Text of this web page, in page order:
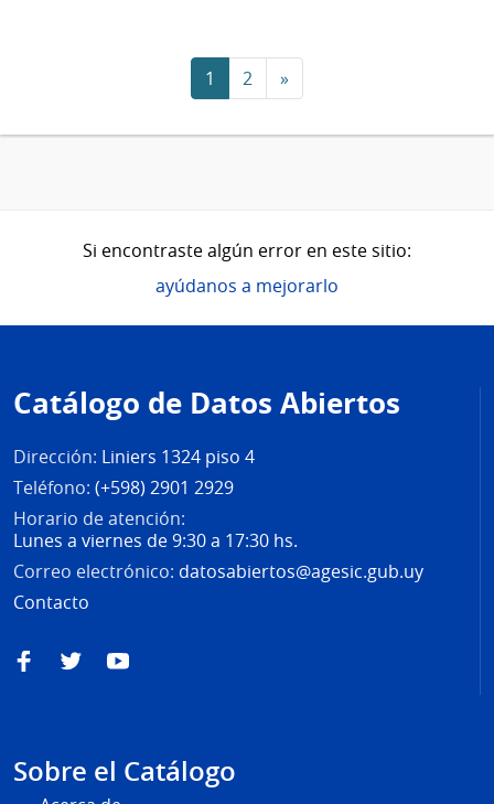
1 2 »
Si encontraste algún error en este sitio:
ayúdanos a mejorarlo
de
página
Catálogo de Datos Abiertos
Dirección: Liniers 1324 piso 4
Teléfono: (+598) 2901 2929
Horario de atención:
Lunes a viernes de 9:30 a 17:30 hs.
Correo electrónico: datosabiertos@agesic.gub.uy
Contacto
FacebookTwitterYouTube
Sobre el Catálogo